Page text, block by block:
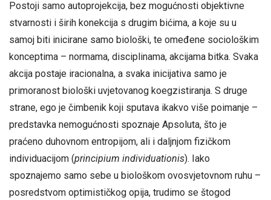
Postoji samo autoprojekcija, bez mogućnosti objektivne
stvarnosti i širih konekcija s drugim bićima, a koje su u
samoj biti inicirane samo biološki, te omeđene sociološkim
konceptima – normama, disciplinama, akcijama bitka. Svaka
akcija postaje iracionalna, a svaka inicijativa samo je
primoranost biološki uvjetovanog koegzistiranja. S druge
strane, ego je čimbenik koji sputava ikakvo više poimanje –
predstavka nemogućnosti spoznaje Apsoluta, što je
praćeno duhovnom entropijom, ali i daljnjom fizičkom
individuacijom (principium individuationis). Iako
spoznajemo samo sebe u biološkom ovosvjetovnom ruhu –
posredstvom optimističkog opija, trudimo se štogod